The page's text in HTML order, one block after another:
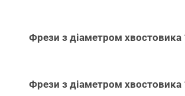
Фрези з діаметром
Фрези з діаметром